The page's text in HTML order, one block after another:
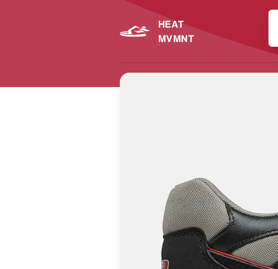
HEAT
MVMNT